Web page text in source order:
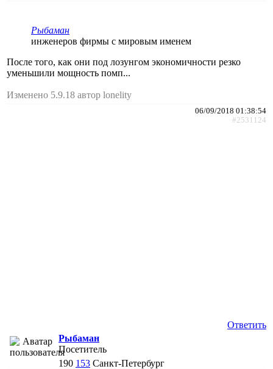
Рыбаман
инженеров фирмы с мировым именем
После того, как они под лозунгом экономичности резко
уменьшили мощность помп...
Изменено 5.9.18 автор lonelity
06/09/2018 01:38:54
#2531124
Ответить
Рыбаман
Посетитель
190 153 Санкт-Петербург